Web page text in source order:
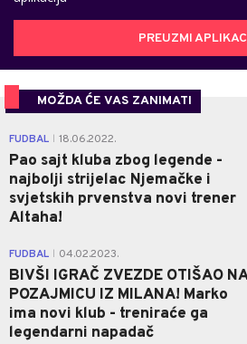
PREUZMI
MOŽDA ĆE VAS ZANIMATI
FUDBAL 18.06.2022.
Pao sajt kluba zbog legende -
najbolji strijelac Njemačke i
svjetskih prvenstva novi trener
Altaha!
FUDBAL 04.02.2023.
BIVŠI IGRAČ ZVEZDE OTIŠAO NA
POZAJMICU IZ MILANA! Marko
ima novi klub - treniraće ga
legendarni napadač